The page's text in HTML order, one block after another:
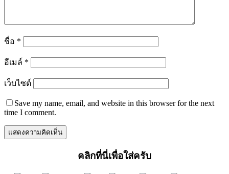
ชื่อ *
อีเมล์ *
เว็บไซต์
Save my name, email, and website in this browser for the next
time I comment.
คลิกที่นี่เพื่อใส่ครับ